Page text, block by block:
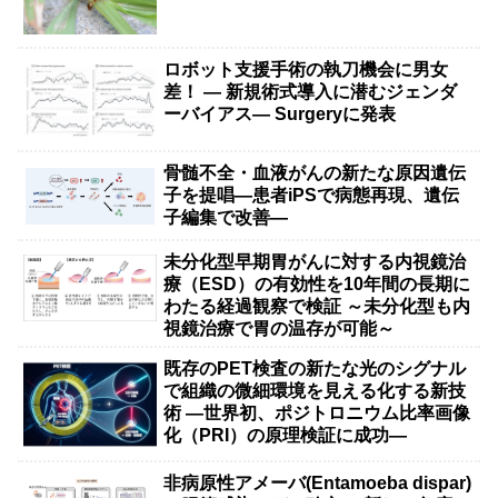
ロボット支援手術の執刀機会に男女
差！ — 新規術式導入に潜むジェンダ
ーバイアス— Surgeryに発表
骨髄不全・血液がんの新たな原因遺伝
子を提唱―患者iPSで病態再現、遺伝
子編集で改善―
未分化型早期胃がんに対する内視鏡治
療（ESD）の有効性を10年間の長期に
わたる経過観察で検証 ～未分化型も内
視鏡治療で胃の温存が可能～
既存のPET検査の新たな光のシグナル
で組織の微細環境を見える化する新技
術 ―世界初、ポジトロニウム比率画像
化（PRI）の原理検証に成功―
非病原性アメーバ(Entamoeba dispar)